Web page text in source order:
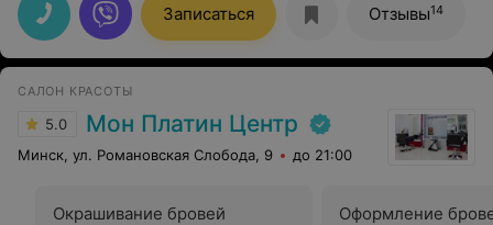
Записаться Отзывы14
САЛОН КРАСОТЫ
5.0 Мон Платин Центр
Минск, ул. Романовская Слобода, 9 до 21:00
Окрашивание бровей Оформление